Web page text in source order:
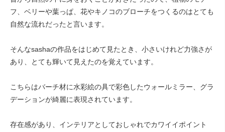
フ、ベリーや葉っぱ、花やキノコのブローチをつくるのはとても
自然な流れだったと言います。
そんなsashaの作品をはじめて見たとき、小さいけれど力強さが
あり、とても輝いて見えたのを覚えています。
こちらはバーチ材に水彩絵の具で彩色したウォールミラー、グラ
デーションが綺麗に表現されています。
存在感があり、インテリアとしておしゃれでカワイイポイント